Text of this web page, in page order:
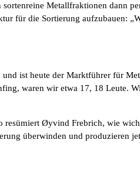
Metallfraktionen dann
für die Sortierung aufzubauen:
ist heute der Marktführer für
waren wir etwa 17, 18 Leute.
Øyvind Frebrich, wie
überwinden und produzieren